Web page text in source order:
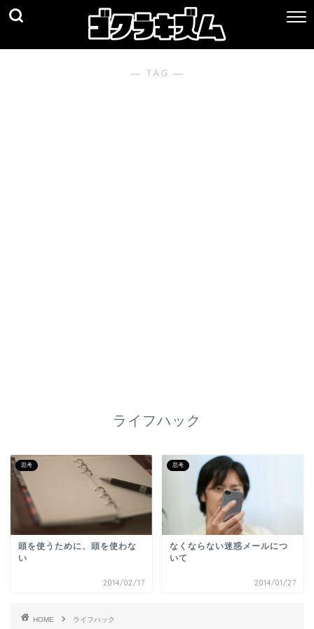
― TAG ―
ライフハック
思考
頭を使うために、頭を使わな
い
2014/02/17
思考
なくならない迷惑メールにつ
いて
2014/01/27
HOME ライフハック